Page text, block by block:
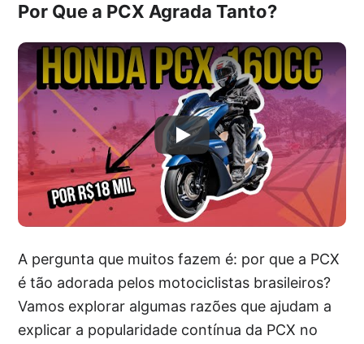
Por Que a PCX Agrada Tanto?
A pergunta que muitos fazem é: por que a PCX
é tão adorada pelos motociclistas brasileiros?
Vamos explorar algumas razões que ajudam a
explicar a popularidade contínua da PCX no